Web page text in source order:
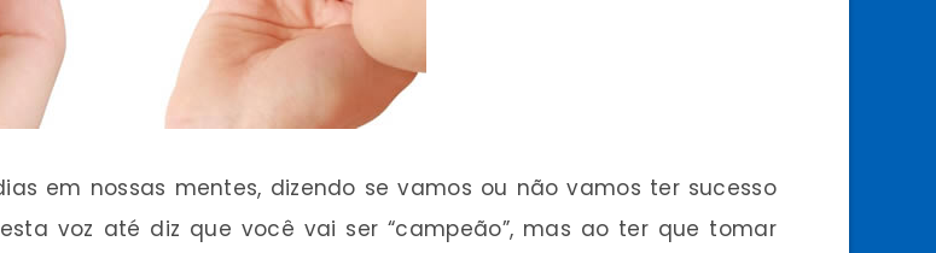
em nossas mentes, dizendo se vamos ou não vamos ter sucesso
voz até diz que você vai ser “campeão”, mas ao ter que tomar